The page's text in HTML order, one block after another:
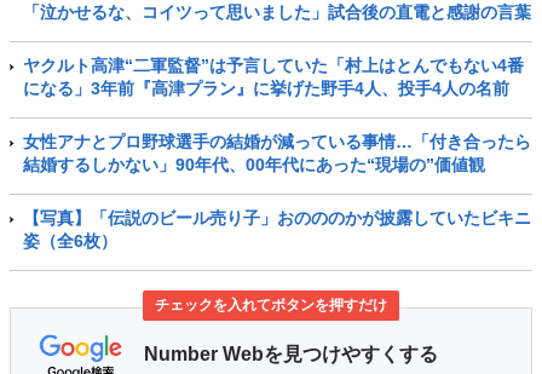
「泣かせるな、コイツって思いました」試合後の直電と感謝の言葉
ヤクルト高津“二軍監督”は予言していた「村上はとんでもない4番
になる」3年前『高津プラン』に挙げた野手4人、投手4人の名前
女性アナとプロ野球選手の結婚が減っている事情…「付き合ったら
結婚するしかない」90年代、00年代にあった“現場の”価値観
【写真】「伝説のビール売り子」おのののかが披露していたビキニ
姿（全6枚）
チェックを入れてボタンを押すだけ
Number Webを見つけやすくする